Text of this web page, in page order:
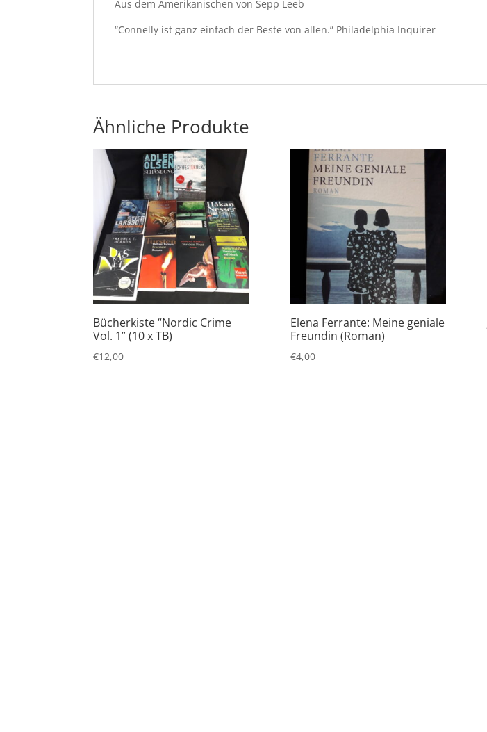
Aus dem Amerikanischen von Sepp Leeb
“Connelly ist ganz einfach der Beste von allen.” Philadelphia Inquirer
Ähnliche Produkte
Bücherkiste “Nordic Crime
Vol. 1” (10 x TB)
€12,00
Elena Ferrante: Meine geniale
Freundin (Roman)
€4,00